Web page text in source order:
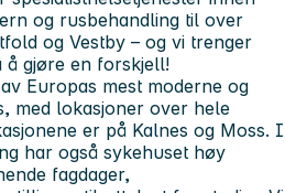
og rusbehandling til over
og Vestby – og vi trenger
å gjøre en forskjell!
Europas mest moderne og
med lokasjoner over hele
er på Kalnes og Moss. I
har også sykehuset høy
fagdager,